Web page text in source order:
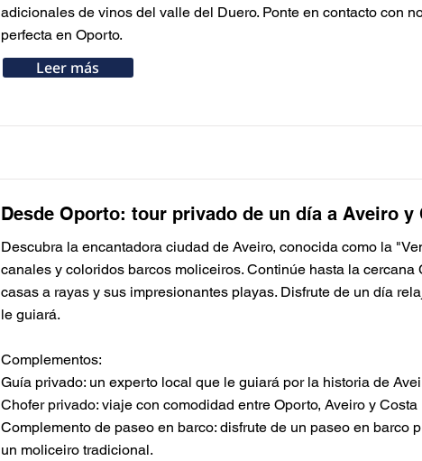
adicionales de vinos del valle del Duero. Ponte en contacto con
perfecta en Oporto.
Leer más
Button
Button
Button
Button
Button
Button
Button
Button
Button
Desde Oporto: tour privado de un día a Aveiro y
Descubra la encantadora ciudad de Aveiro, conocida como la
canales y coloridos barcos moliceiros. Continúe hasta la
casas a rayas y sus impresionantes playas. Disfrute de un día
le guiará.
Complementos:
Guía privado: un experto local que le guiará por la historia de
Chofer privado: viaje con comodidad entre Oporto, Aveiro y
Complemento de paseo en barco: disfrute de un paseo en barco
un moliceiro tradicional.